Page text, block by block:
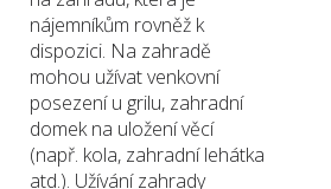
nájemníkům rovněž k
dispozici. Na zahradě
mohou užívat venkovní
posezení u grilu, zahradní
domek na uložení věcí
(např. kola, zahradní lehátka
atd.). Užívání zahrady